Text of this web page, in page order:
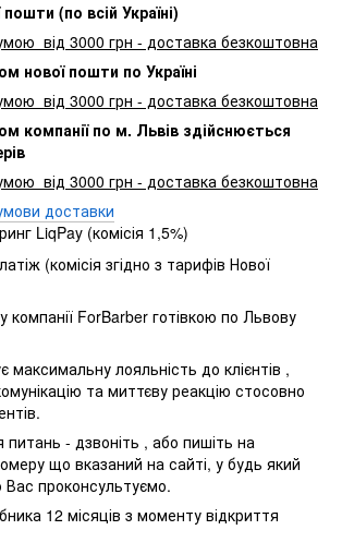
(по всій Україні)
від 3000 грн - доставка безкоштовна
нової пошти по Україні
від 3000 грн - доставка безкоштовна
компанії по м. Львів здійснюється
від 3000 грн - доставка безкоштовна
доставки
LiqPay (комісія 1,5%)
(комісія згідно з тарифів Нової
компанії ForBarber готівкою по Львову
максимальну лояльність до клієнтів ,
та миттєву реакцію стосовно
питань - дзвоніть , або пишіть на
що вказаний на сайті, у будь який
проконсультуємо.
12 місяців з моменту відкриття